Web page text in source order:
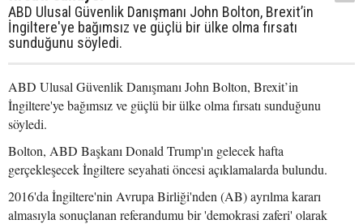
ABD Ulusal Güvenlik Danışmanı John Bolton, Brexit’in
İngiltere'ye bağımsız ve güçlü bir ülke olma fırsatı
sunduğunu söyledi.
ABD Ulusal Güvenlik Danışmanı John Bolton, Brexit’in
İngiltere'ye bağımsız ve güçlü bir ülke olma fırsatı sunduğunu
söyledi.
Bolton, ABD Başkanı Donald Trump'ın gelecek hafta
gerçekleşecek İngiltere seyahati öncesi açıklamalarda bulundu.
2016'da İngiltere'nin Avrupa Birliği'nden (AB) ayrılma kararı
almasıyla sonuçlanan referandumu bir 'demokrasi zaferi' olarak